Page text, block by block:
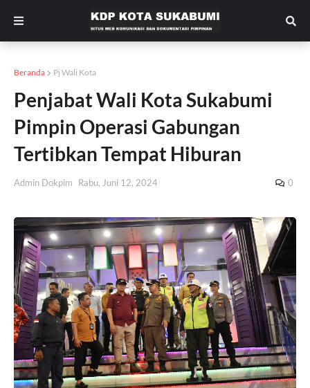
Beranda Pj Wali Kota
Penjabat Wali Kota Sukabumi
Pimpin Operasi Gabungan
Tertibkan Tempat Hiburan
Admin Dokpim Rabu, Juni 12, 2024 0